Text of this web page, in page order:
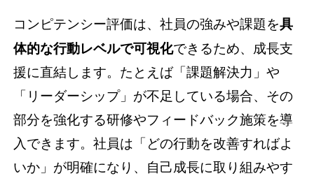
コンピテンシー評価は、社員の強みや課題を具
体的な行動レベルで可視化できるため、成長支
援に直結します。たとえば「課題解決力」や
「リーダーシップ」が不足している場合、その
部分を強化する研修やフィードバック施策を導
入できます。社員は「どの行動を改善すればよ
いか」が明確になり、自己成長に取り組みやす